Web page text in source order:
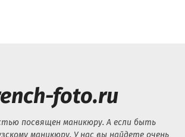
foto.ru
посвящен маникюру. А если быть
маникюру. У нас вы найдете очень